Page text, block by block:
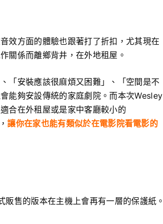
效方面的體驗也跟著打了折扣，尤其現在
關係而離鄉背井，在外地租屋。
「安裝應該很麻煩又困難」、「空間是不
能夠安設傳統的家庭劇院。而本次Wesley
合在外租屋或是家中客廳較小的
讓你在家也能有類似於在電影院看電影的
售的版本在主機上會再有一層的保護紙。